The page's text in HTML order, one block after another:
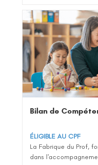
Bilan de
ÉLIGIBLE AU CPF
La Fabrique du Prof,
dans